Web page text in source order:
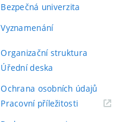
Bezpečná univerzita
Vyznamenání
Organizační struktura
Úřední deska
Ochrana osobních údajů
Pracovní příležitosti(externí